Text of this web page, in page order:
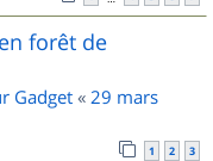
forêt de
Gadget « 29 mars
1 2 3